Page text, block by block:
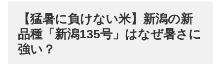
【猛暑に負けない米】新潟の新
品種「新潟135号」はなぜ暑さに
強い？